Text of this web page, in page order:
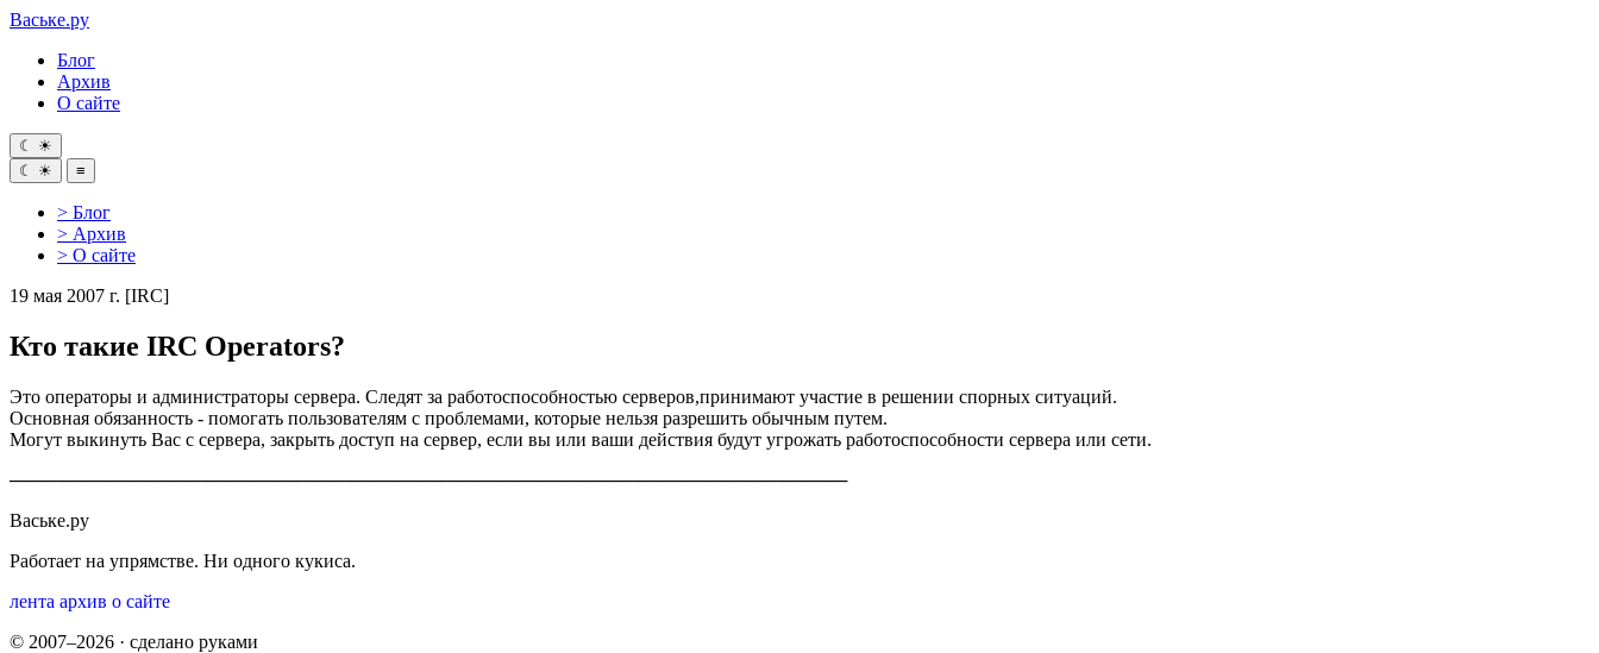
Ваське.ру
Блог
Архив
О сайте
☾
☀
☾
☀ ≡
> Блог
> Архив
> О сайте
19 мая 2007 г. [IRC]
Кто такие IRC Operators?
Это операторы и администраторы сервера. Cледят за работоспособностью серверов,принимают участие в решении спорных ситуаций.
Основная обязанность - помогать пользователям с проблемами, которые нельзя разрешить обычным путем.
Могут выкинуть Вас с сервера, закрыть доступ на сервер, если вы или ваши действия будут угрожать работоспособности сервера или сети.
────────────────────────────────────────────────────────────────
Ваське.ру
Работает на упрямстве. Ни одного кукиса.
лента архив о сайте
© 2007–2026 · сделано руками